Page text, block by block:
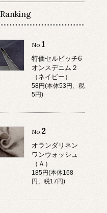
Ranking
No.1
特価セルビッチ6
オンスデニム２
（ネイビー）
58円(本体53円、税
5円)
No.2
オランダリネン
ワンウォッシュ
（Ａ）
185円(本体168
円、税17円)